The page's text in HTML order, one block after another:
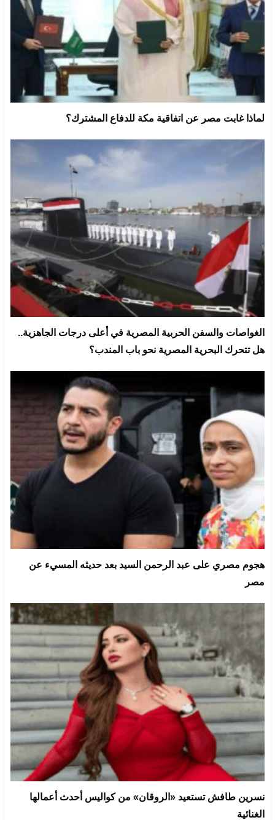
لماذا غابت مصر عن اتفاقية مكة للدفاع المشترك؟
الغواصات والسفن الحربية المصرية في أعلى درجات الجاهزية..
هل تتحرك البحرية المصرية نحو باب المندب؟
هجوم مصري على عبد الرحمن السيد بعد حديثه المسيء عن
مصر
نسرين طافش تستعيد «الروقان» من كواليس أحدث أعمالها
الغنائية